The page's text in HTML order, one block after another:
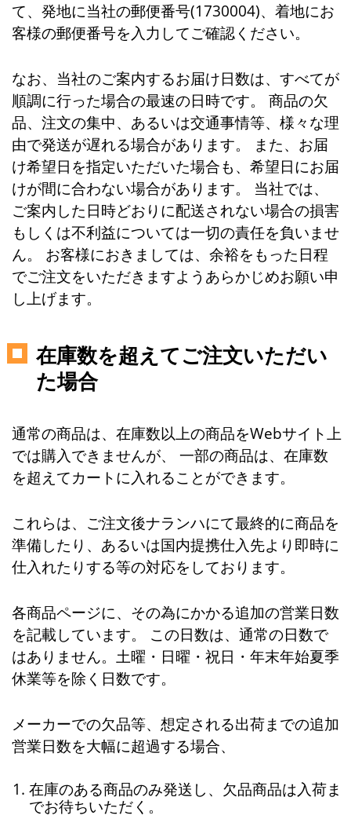
て、発地に当社の郵便番号(1730004)、着地にお
客様の郵便番号を入力してご確認ください。
なお、当社のご案内するお届け日数は、すべてが
順調に行った場合の最速の日時です。 商品の欠
品、注文の集中、あるいは交通事情等、様々な理
由で発送が遅れる場合があります。 また、お届
け希望日を指定いただいた場合も、希望日にお届
けが間に合わない場合があります。 当社では、
ご案内した日時どおりに配送されない場合の損害
もしくは不利益については一切の責任を負いませ
ん。 お客様におきましては、余裕をもった日程
でご注文をいただきますようあらかじめお願い申
し上げます。
在庫数を超えてご注文いただい
た場合
通常の商品は、在庫数以上の商品をWebサイト上
では購入できませんが、 一部の商品は、在庫数
を超えてカートに入れることができます。
これらは、ご注文後ナランハにて最終的に商品を
準備したり、あるいは国内提携仕入先より即時に
仕入れたりする等の対応をしております。
各商品ページに、その為にかかる追加の営業日数
を記載しています。 この日数は、通常の日数で
はありません。土曜・日曜・祝日・年末年始夏季
休業等を除く日数です。
メーカーでの欠品等、想定される出荷までの追加
営業日数を大幅に超過する場合、
在庫のある商品のみ発送し、欠品商品は入荷ま
でお待ちいただく。